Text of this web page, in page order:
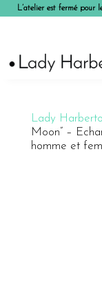
L’atelier est fermé pour
Lady
Moon” –
homme et